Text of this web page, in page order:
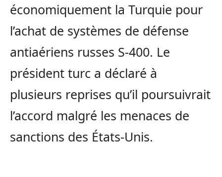
économiquement la Turquie pour
l’achat de systèmes de défense
antiaériens russes S-400. Le
président turc a déclaré à
plusieurs reprises qu’il poursuivrait
l’accord malgré les menaces de
sanctions des États-Unis.